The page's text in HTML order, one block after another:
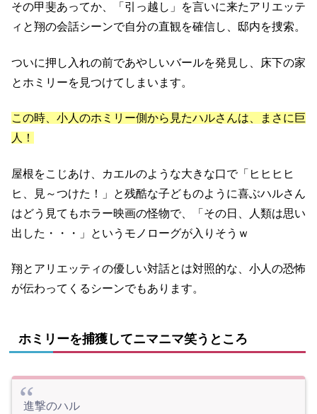
その甲斐あってか、「引っ越し」を言いに来たアリエッテ
ィと翔の会話シーンで自分の直観を確信し、邸内を捜索。
ついに押し入れの前であやしいバールを発見し、床下の家
とホミリーを見つけてしまいます。
この時、小人のホミリー側から見たハルさんは、まさに巨
人！
屋根をこじあけ、カエルのような大きな口で「ヒヒヒヒ
ヒ、見～つけた！」と残酷な子どものように喜ぶハルさん
はどう見てもホラー映画の怪物で、「その日、人類は思い
出した・・・」というモノローグが入りそうｗ
翔とアリエッティの優しい対話とは対照的な、小人の恐怖
が伝わってくるシーンでもあります。
ホミリーを捕獲してニマニマ笑うところ
進撃のハル